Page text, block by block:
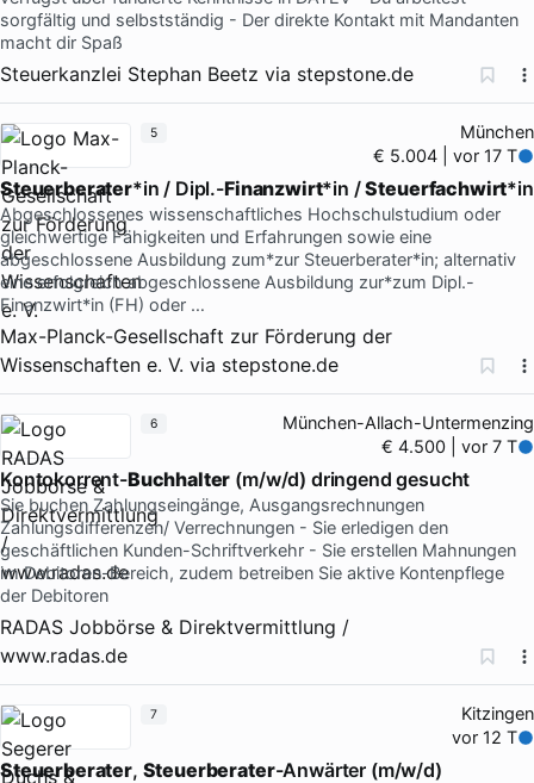
sorgfältig und selbstständig - Der direkte Kontakt mit Mandanten
macht dir Spaß
Steuerkanzlei Stephan Beetz via stepstone.de
München
€ 5.004 | vor 17 T
Steuerberater*in / Dipl.-Finanzwirt*in /Steuerfachwirt*in
Abgeschlossenes wissenschaftliches Hochschulstudium oder
gleichwertige Fähigkeiten und Erfahrungen sowie eine
abgeschlossene Ausbildung zum*zur Steuerberater*in; alternativ
eine erfolgreich abgeschlossene Ausbildung zur*zum Dipl.-
Finanzwirt*in (FH) oder …
Max-Planck-Gesellschaft zur Förderung der
Wissenschaften e. V. via stepstone.de
5
München-Allach-Untermenzing
€ 4.500 | vor 7 T
Kontokorrent-Buchhalter (m/w/d) dringend gesucht
Sie buchen Zahlungseingänge, Ausgangsrechnungen
Zahlungsdifferenzen/ Verrechnungen - Sie erledigen den
geschäftlichen Kunden-Schriftverkehr - Sie erstellen Mahnungen
im Debitoren-Bereich, zudem betreiben Sie aktive Kontenpflege
der Debitoren
RADAS Jobbörse & Direktvermittlung /
www.radas.de
6
Kitzingen
vor 12 T
Steuerberater, Steuerberater-Anwärter (m/w/d)
7